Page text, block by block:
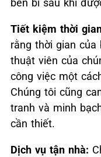
bền bỉ sau khi
Tiết kiệm thời
rằng thời gian của
thuật viên của
công việc một
Chúng tôi cũng
tranh và minh
cần thiết.
Dịch vụ tận nhà: